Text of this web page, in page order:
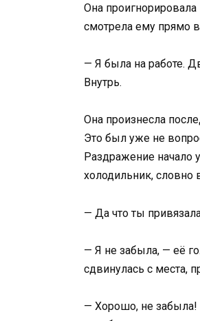
Она
смотрела ему прямо
— Я была на работе.
Внутрь.
Она произнесла
Это был уже не
Раздражение начало
холодильник, словно
— Да что ты
— Я не забыла, — её
сдвинулась с места,
— Хорошо, не забыла!